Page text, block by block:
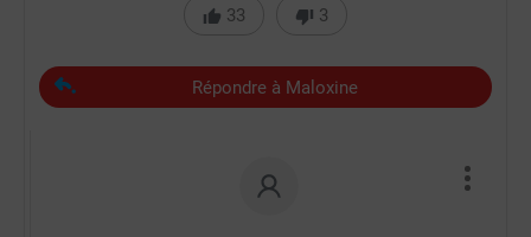
33 3
Répondre à Maloxine